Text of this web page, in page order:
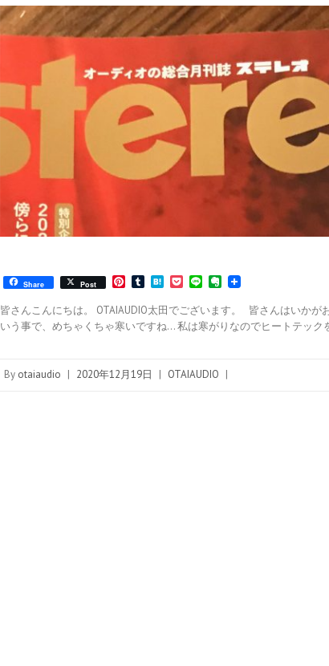
Share Post
P
n
t
e
s
t
T
m
b
l
H
t
e
n
P
c
k
e
L
n
e
E
e
r
n
e
皆さんこんにちは。 OTAIAUDIO太田でございます。 皆さんはいかが
いう事で、めちゃくちゃ寒いですね… 私は寒がりなのでヒートテッ
By otaiaudio | 2020年12月19日 | OTAIAUDIO |